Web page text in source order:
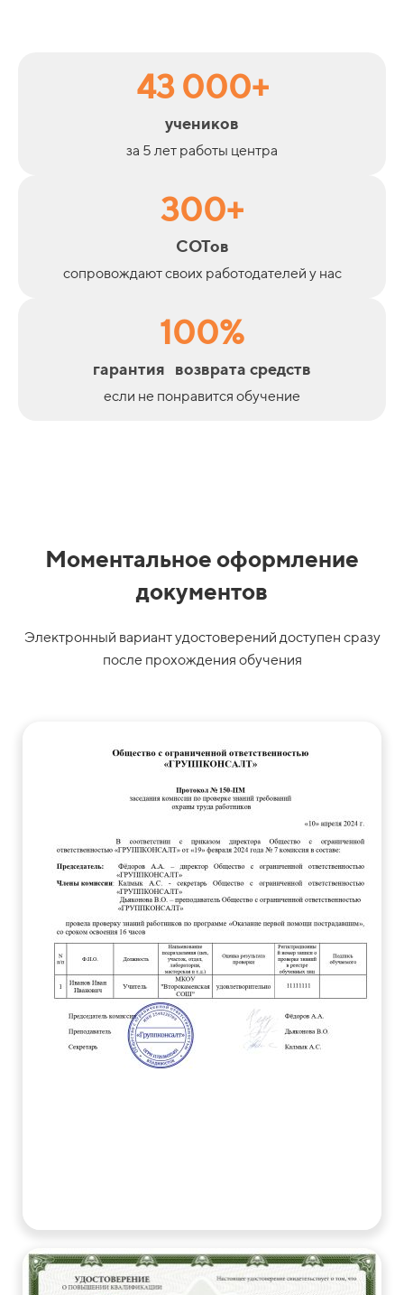
43 000+
учеников
за 5 лет работы центра
300+
СОТов
сопровождают своих работодателей у нас
100%
гарантия возврата средств
если не понравится обучение
Моментальное оформление
документов
Электронный вариант удостоверений доступен сразу
после прохождения обучения